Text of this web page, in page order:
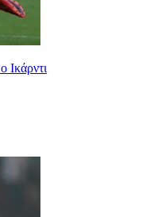
Ικάρντι